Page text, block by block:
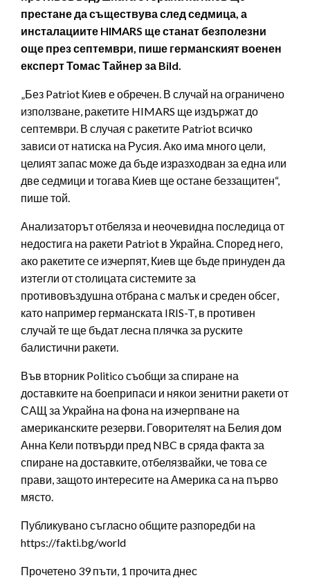
престане да съществува след седмица, а
инсталациите HIMARS ще станат безполезни
още през септември, пише германският военен
експерт Томас Тайнер за Bild.
„Без Patriot Киев е обречен. В случай на ограничено
използване, ракетите HIMARS ще издържат до
септември. В случая с ракетите Patriot всичко
зависи от натиска на Русия. Ако има много цели,
целият запас може да бъде изразходван за една или
две седмици и тогава Киев ще остане беззащитен“,
пише той.
Анализаторът отбеляза и неочевидна последица от
недостига на ракети Patriot в Украйна. Според него,
ако ракетите се изчерпят, Киев ще бъде принуден да
изтегли от столицата системите за
противовъздушна отбрана с малък и среден обсег,
като например германската IRIS-T, в противен
случай те ще бъдат лесна плячка за руските
балистични ракети.
Във вторник Politico съобщи за спиране на
доставките на боеприпаси и някои зенитни ракети от
САЩ за Украйна на фона на изчерпване на
американските резерви. Говорителят на Белия дом
Анна Кели потвърди пред NBC в сряда факта за
спиране на доставките, отбелязвайки, че това се
прави, защото интересите на Америка са на първо
място.
Публикувано съгласно общите разпоредби на
https://fakti.bg/world
Прочетено 39 пъти, 1 прочита днес